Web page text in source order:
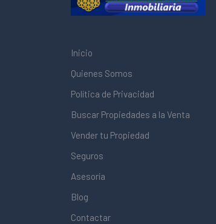
Inicio
Quienes Somos
Política de Privacidad
Buscar Propiedades a la Venta
Vender tu Propiedad
Seguros
Asesoría
Blog
Contactar